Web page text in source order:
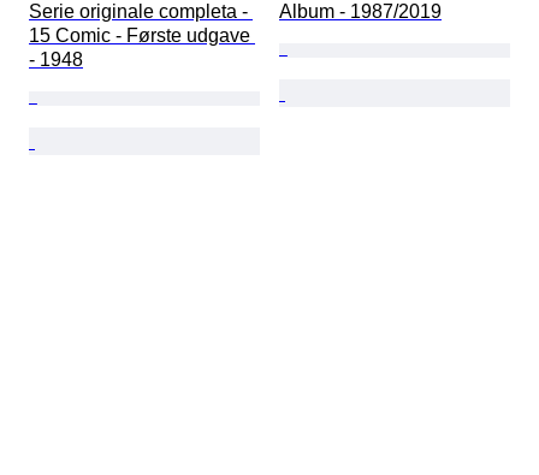
Serie originale completa -
15 Comic - Første udgave
- 1948
Album - 1987/2019